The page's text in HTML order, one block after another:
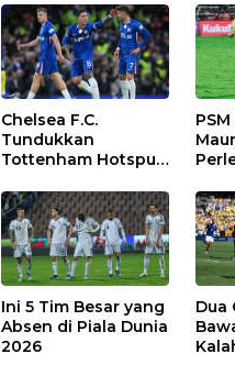
Chelsea F.C.
Tundukkan
Tottenham Hotspur
Bridge
Ini 5 Tim Besar yang
Absen di Piala Dunia
2026
Dua